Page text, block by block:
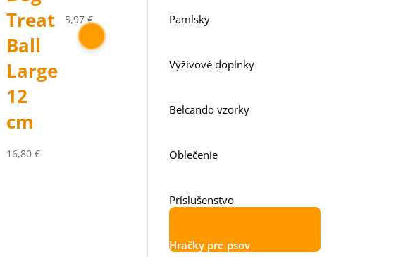
Treat
Ball
Large
12
cm
16,80€
5,97€
Remmy
1 kus
Pamlsky
Výživové doplnky
Belcando vzorky
Oblečenie
Príslušenstvo
Hračky pre psov